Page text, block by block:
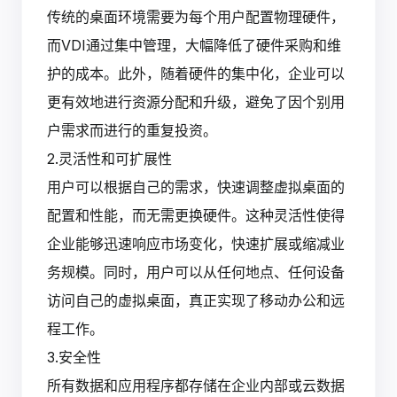
传统的桌面环境需要为每个用户配置物理硬件，
而VDI通过集中管理，大幅降低了硬件采购和维
护的成本。此外，随着硬件的集中化，企业可以
更有效地进行资源分配和升级，避免了因个别用
户需求而进行的重复投资。
2.灵活性和可扩展性
用户可以根据自己的需求，快速调整虚拟桌面的
配置和性能，而无需更换硬件。这种灵活性使得
企业能够迅速响应市场变化，快速扩展或缩减业
务规模。同时，用户可以从任何地点、任何设备
访问自己的虚拟桌面，真正实现了移动办公和远
程工作。
3.安全性
所有数据和应用程序都存储在企业内部或云数据